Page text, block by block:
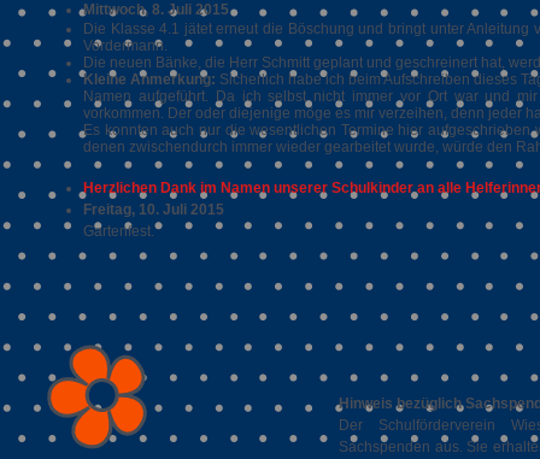
Mittwoch, 8. Juli 2015
Die Klasse 4.1 jätet erneut die Böschung und bringt unter Anleitung
Vordermann.
Die neuen Bänke, die Herr Schmitt geplant und geschreinert hat,
Kleine Anmerkung: Sicherlich habe ich beim Aufschreiben dieses
Namen aufgeführt. Da ich selbst nicht immer vor Ort war und
vorkommen. Der oder diejenige möge es mir verzeihen, denn jeder
Es konnten auch nur die wesentlichen Termine hier aufgeschrieben
denen zwischendurch immer wieder gearbeitet wurde, würde den
Herzlichen Dank im Namen unserer Schulkinder an alle
Freitag, 10. Juli 2015
Gartenfest.
Hinweis bezüglich
Der Schulförderverein
Sachspenden aus. Sie